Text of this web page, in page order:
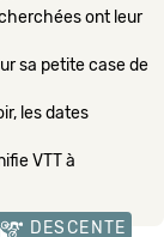
ont leur
sa petite case de
les dates
VTT à
DESCENTE